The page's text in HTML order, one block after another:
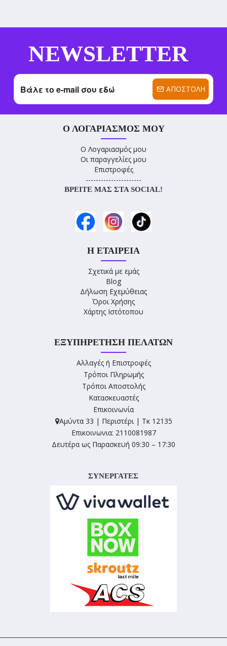
NEWSLETTER
ΑΠΟΣΤΟΛΉ
Ο ΛΟΓΑΡΙΑΣΜΌΣ ΜΟΥ
Ο Λογαριασμός μου
Οι παραγγελίες μου
Επιστροφές
----------------------
ΒΡΕΊΤΕ ΜΑΣ ΣΤΑ SOCIAL!
Η ΕΤΑΙΡΕΊΑ
Σχετικά με εμάς
Blog
Δήλωση Εχεμύθειας
Όροι Χρήσης
Χάρτης Ιστότοπου
ΕΞΥΠΗΡΈΤΗΣΗ ΠΕΛΑΤΏΝ
Αλλαγές ή Επιστροφές
Τρόποι Πληρωμής
Τρόποι Αποστολής
Κατασκευαστές
Επικοινωνία
Αμύντα 33 | Περιστέρι | Τκ 12135
Επικοινωνια: 2110081987
Δευτέρα ως Παρασκευή 09:30 – 17:30
ΣΥΝΕΡΓΑΤΕΣ